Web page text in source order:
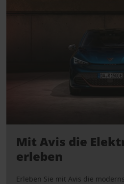
Mit Avis die
erleben
Erleben Sie mit Avis die